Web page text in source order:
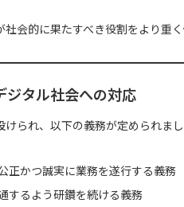
会的に果たすべき役割をより重く
ジタル社会への対応
られ、以下の義務が定められまし
正かつ誠実に業務を遂行する義務
するよう研鑽を続ける義務